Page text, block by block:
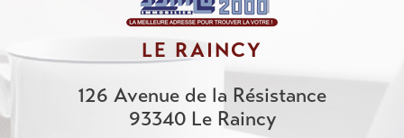
LE RAINCY
126 Avenue de la Résistance
93340 Le Raincy